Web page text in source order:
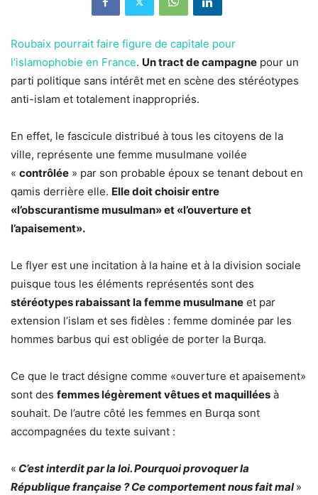
Roubaix pourrait faire figure de capitale pour
l’islamophobie en France. Un tract de campagne pour un
parti politique sans intérêt met en scène des stéréotypes
anti-islam et totalement inappropriés.
En effet, le fascicule distribué à tous les citoyens de la
ville, représente une femme musulmane voilée
« contrôlée » par son probable époux se tenant debout en
qamis derrière elle. Elle doit choisir entre
«l’obscurantisme musulman» et «l’ouverture et
l’apaisement».
Le flyer est une incitation à la haine et à la division sociale
puisque tous les éléments représentés sont des
stéréotypes rabaissant la femme musulmane et par
extension l’islam et ses fidèles : femme dominée par les
hommes barbus qui est obligée de porter la Burqa.
Ce que le tract désigne comme «ouverture et apaisement»
sont des femmes légèrement vêtues et maquillées à
souhait. De l’autre côté les femmes en Burqa sont
accompagnées du texte suivant :
« C’est interdit par la loi. Pourquoi provoquer la
République française ? Ce comportement nous fait mal »